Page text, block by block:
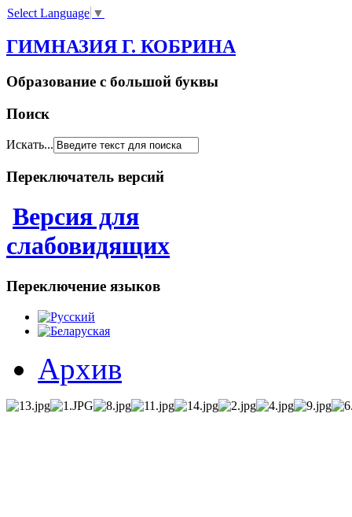
Select Language ▼
ГИМНАЗИЯ Г. КОБРИНА
Образование с большой буквы
Поиск
Искать...
Переключатель версий
Версия для
слабовидящих
Переключение языков
Архив